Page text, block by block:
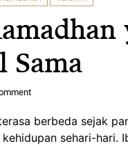
Sama
berbeda sejak
sehari-hari.